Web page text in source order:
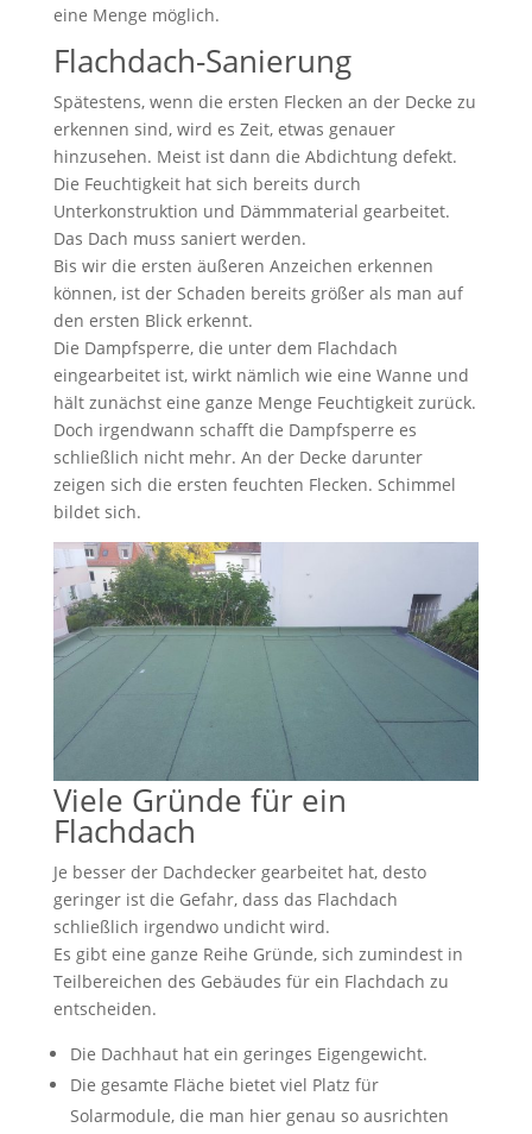
eine Menge möglich.
Flachdach-Sanierung
Spätestens, wenn die ersten Flecken an der Decke zu
erkennen sind, wird es Zeit, etwas genauer
hinzusehen. Meist ist dann die Abdichtung defekt.
Die Feuchtigkeit hat sich bereits durch
Unterkonstruktion und Dämmmaterial gearbeitet.
Das Dach muss saniert werden.
Bis wir die ersten äußeren Anzeichen erkennen
können, ist der Schaden bereits größer als man auf
den ersten Blick erkennt.
Die Dampfsperre, die unter dem Flachdach
eingearbeitet ist, wirkt nämlich wie eine Wanne und
hält zunächst eine ganze Menge Feuchtigkeit zurück.
Doch irgendwann schafft die Dampfsperre es
schließlich nicht mehr. An der Decke darunter
zeigen sich die ersten feuchten Flecken. Schimmel
bildet sich.
Viele Gründe für ein
Flachdach
Je besser der Dachdecker gearbeitet hat, desto
geringer ist die Gefahr, dass das Flachdach
schließlich irgendwo undicht wird.
Es gibt eine ganze Reihe Gründe, sich zumindest in
Teilbereichen des Gebäudes für ein Flachdach zu
entscheiden.
Die Dachhaut hat ein geringes Eigengewicht.
Die gesamte Fläche bietet viel Platz für
Solarmodule, die man hier genau so ausrichten